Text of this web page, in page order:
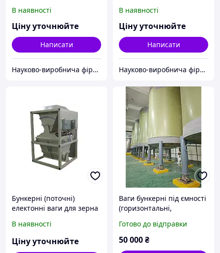
В наявності
Ціну уточнюйте
Написати
Науково-виробнича фірма "Сведа, Лтд"
В наявності
Ціну уточнюйте
Написати
Науково-виробнича фірма "Сведа, Лтд"
Бункерні (поточні)
електонні ваги для зерна
вівса, ячменю та ін.) з
пневмоприводом
ВБА-1100-П-300
В наявності
Ціну уточнюйте
Ваги бункерні під ємності
(горизонтальні,
Готово до відправки
50 000₴